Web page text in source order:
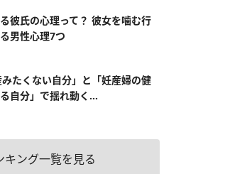
彼氏の心理って？ 彼女を噛む行
男性心理7つ
みたくない自分」と「妊産婦の健
自分」で揺れ動く...
キング一覧を見る